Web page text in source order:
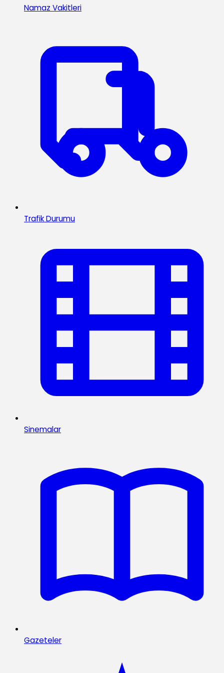
Namaz Vakitleri
Trafik Durumu
Sinemalar
Gazeteler